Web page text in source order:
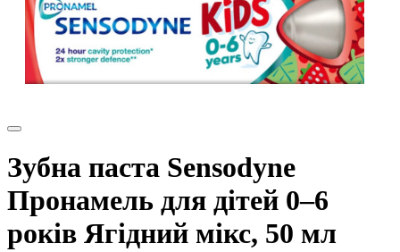
Зубна паста Sensodyne
Пронамель для дітей 0–6
років Ягідний мікс, 50 мл